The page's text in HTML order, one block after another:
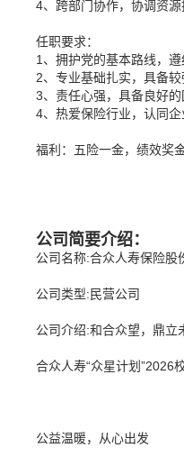
4、跨部门协作，协调资
任职要求：
1、拥护党的基本路线，
2、专业基础扎实，具备
3、责任心强，具备良好
4、热爱保险行业，认同
福利：五险一金，绩效奖
公司简要介绍：
公司名称:合众人寿保险股
公司类型:民营公司
公司介绍:和合众望，鼎立
合众人寿“众星计划”2026
公益温暖，从心出发